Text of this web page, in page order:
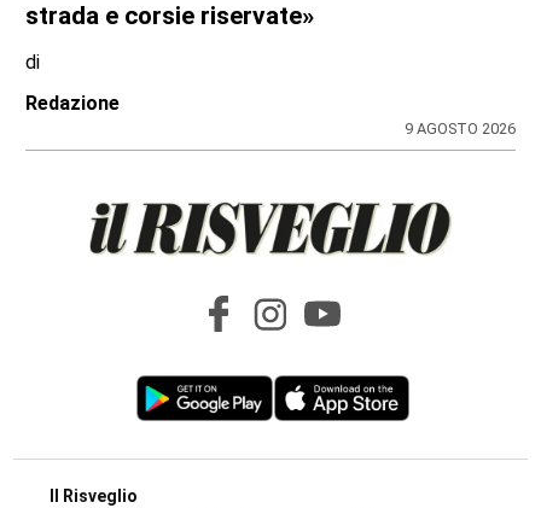
strada e corsie riservate»
di
Redazione
9 AGOSTO 2026
Il Risveglio